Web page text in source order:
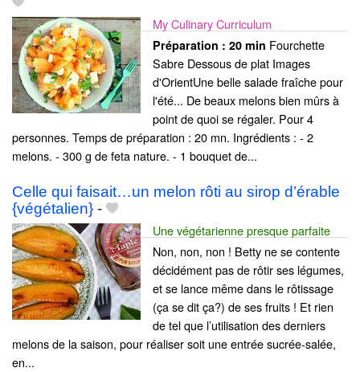
My Culinary Curriculum
Préparation : 20 min Fourchette
Sabre Dessous de plat Images
d'OrientUne belle salade fraîche pour
l'été... De beaux melons bien mûrs à
point de quoi se régaler. Pour 4
personnes. Temps de préparation : 20 mn. Ingrédients : - 2
melons. - 300 g de feta nature. - 1 bouquet de...
Celle qui faisait…un melon rôti au sirop d’érable
{végétalien} -
Une végétarienne presque parfaite
Non, non, non ! Betty ne se contente
décidément pas de rôtir ses légumes,
et se lance même dans le rôtissage
(ça se dit ça?) de ses fruits ! Et rien
de tel que l’utilisation des derniers
melons de la saison, pour réaliser soit une entrée sucrée-salée,
en...